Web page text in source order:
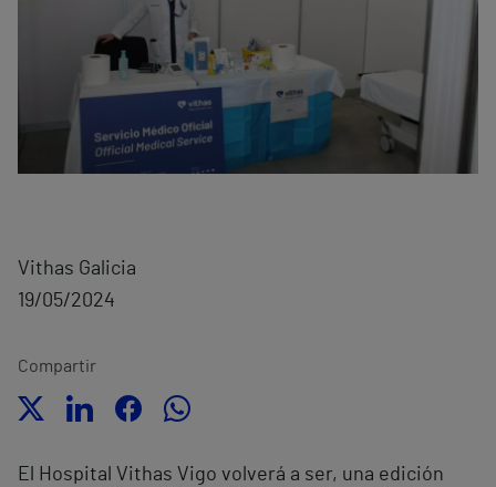
Vithas Galicia
19/05/2024
Compartir
El Hospital Vithas Vigo volverá a ser, una edición